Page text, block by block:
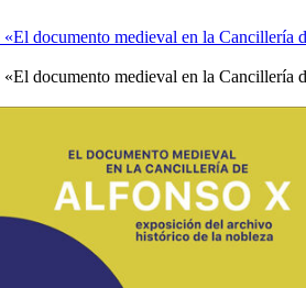
documento medieval en la Cancillería
documento medieval en la Cancillería